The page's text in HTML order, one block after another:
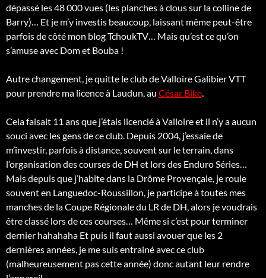
dépassé les 48 000 vues (les planches à clous sur la colline de
Barry)… Et je m’y investis beaucoup, laissant même peut-être
parfois de côté mon blog TchoukTV… Mais qu’est ce qu’on
s’amuse avec Dom et Bouba !
Autre changement, je quitte le club de Valloire Galibier VTT
pour prendre ma licence à Laudun, au César Bike.
Cela faisait 11 ans que j’étais licencié à Valloire et il n’y a aucun
souci avec les gens de ce club. Depuis 2004, j’essaie de
m’investir, parfois à distance, souvent sur le terrain, dans
l’organisation des courses de DH et lors des Enduro Séries…
Mais depuis que j’habite dans la Drôme Provençale, je roule
souvent en Languedoc-Roussillon, je participe à toutes mes
manches de la Coupe Régionale du LR de DH, alors je voudrais
être classé lors de ces courses… Même si c’est pour terminer
dernier hahahaha Et puis il faut aussi avouer que les 2
dernières années, je me suis entrainé avec ce club
(malheureusement pas cette année) donc autant leur rendre